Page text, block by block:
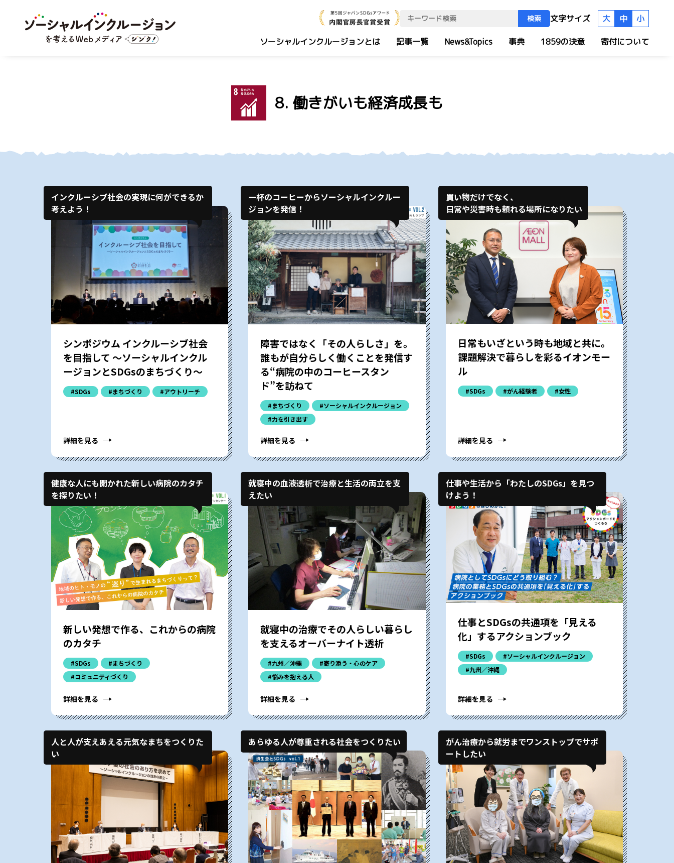
検索 文字サイズ 大 中 小
ソーシャルインクルージョンとは 記事一覧 News&Topics 事典 1859の決意 寄付について
8. 働きがいも経済成長も
インクルーシブ社会の実現に何ができるか
考えよう！
シンポジウム インクルーシブ社会
を目指して ～ソーシャルインクル
ージョンとSDGsのまちづくり～
#SDGs #まちづくり #アウトリーチ
詳細を見る
一杯のコーヒーからソーシャルインクルー
ジョンを発信！
障害ではなく「その人らしさ」を。
誰もが自分らしく働くことを発信す
る“病院の中のコーヒースタン
ド”を訪ねて
#まちづくり
#ソーシャルインクルージョン
#力を引き出す
詳細を見る
買い物だけでなく、
日常や災害時も頼れる場所になりたい
日常もいざという時も地域と共に。
課題解決で暮らしを彩るイオンモー
ル
#SDGs #がん経験者 #女性
詳細を見る
健康な人にも開かれた新しい病院のカタチ
を探りたい！
新しい発想で作る、これからの病院
のカタチ
#SDGs
#まちづくり
#コミュニティづくり
詳細を見る
就寝中の血液透析で治療と生活の両立を支
えたい
就寝中の治療でその人らしい暮らし
を支えるオーバーナイト透析
#九州／沖縄
#寄り添う・心のケア
#悩みを抱える人
詳細を見る
仕事や生活から「わたしのSDGs」を見つ
けよう！
仕事とSDGsの共通項を「見える
化」するアクションブック
#SDGs
#ソーシャルインクルージョン
#九州／沖縄
詳細を見る
人と人が支えあえる元気なまちをつくりた
い
あらゆる人が尊重される社会をつくりたい
がん治療から就労までワンストップでサポ
ートしたい